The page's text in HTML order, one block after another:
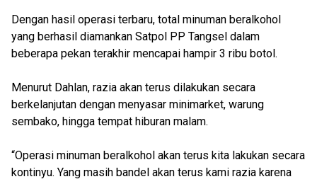
Dengan hasil operasi terbaru, total minuman beralkohol
yang berhasil diamankan Satpol PP Tangsel dalam
beberapa pekan terakhir mencapai hampir 3 ribu botol.
Menurut Dahlan, razia akan terus dilakukan secara
berkelanjutan dengan menyasar minimarket, warung
sembako, hingga tempat hiburan malam.
“Operasi minuman beralkohol akan terus kita lakukan secara
kontinyu. Yang masih bandel akan terus kami razia karena